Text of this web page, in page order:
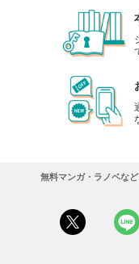
無料マンガ・ラノベな